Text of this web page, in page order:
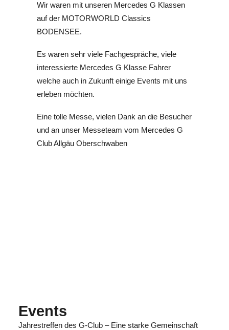
Wir waren mit unseren Mercedes G Klassen
auf der MOTORWORLD Classics
BODENSEE.
Es waren sehr viele Fachgespräche, viele
interessierte Mercedes G Klasse Fahrer
welche auch in Zukunft einige Events mit uns
erleben möchten.
Eine tolle Messe, vielen Dank an die Besucher
und an unser Messeteam vom Mercedes G
Club Allgäu Oberschwaben
Events
Jahrestreffen des G-Club – Eine starke Gemeinschaft